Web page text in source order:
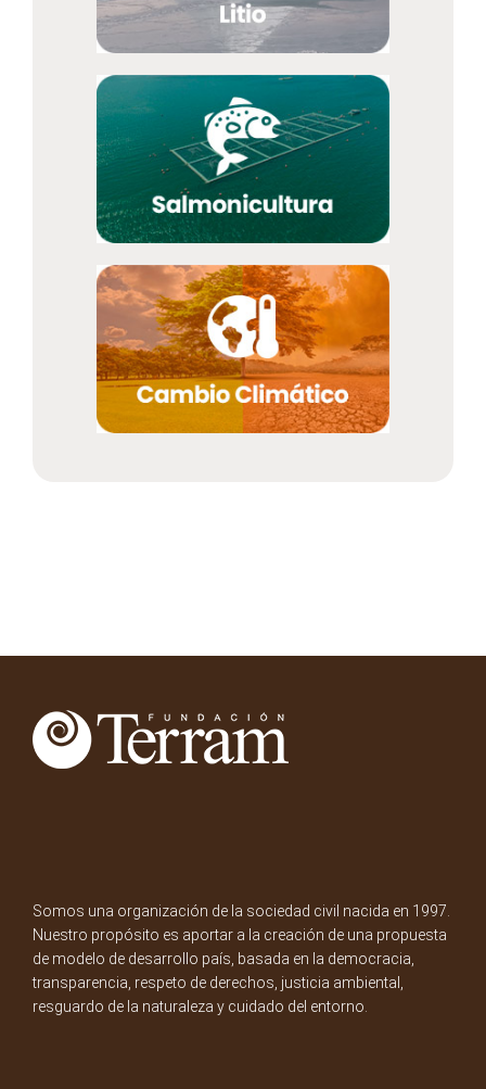
Somos una organización de la sociedad civil nacida en 1997.
Nuestro propósito es aportar a la creación de una propuesta
de modelo de desarrollo país, basada en la democracia,
transparencia, respeto de derechos, justicia ambiental,
resguardo de la naturaleza y cuidado del entorno.